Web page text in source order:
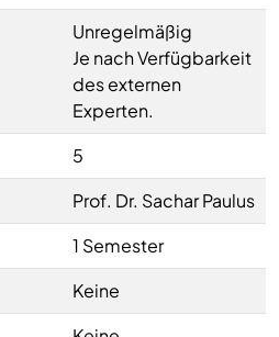
Unregelmäßig
Je nach Verfügbarkeit
des externen
Experten.
5
Prof. Dr. Sachar Paulus
1 Semester
Keine